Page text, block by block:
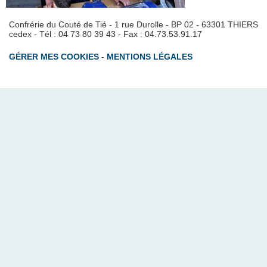
Confrérie du Couté de Tié - 1 rue Durolle - BP 02 - 63301 THIERS
cedex - Tél : 04 73 80 39 43 - Fax : 04.73.53.91.17
GÉRER MES COOKIES - MENTIONS LÉGALES